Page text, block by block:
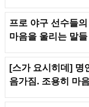
프로 야구 선수들
마음을 울리는 말들
[스가 요시히데] 명
음가짐. 조용히 마